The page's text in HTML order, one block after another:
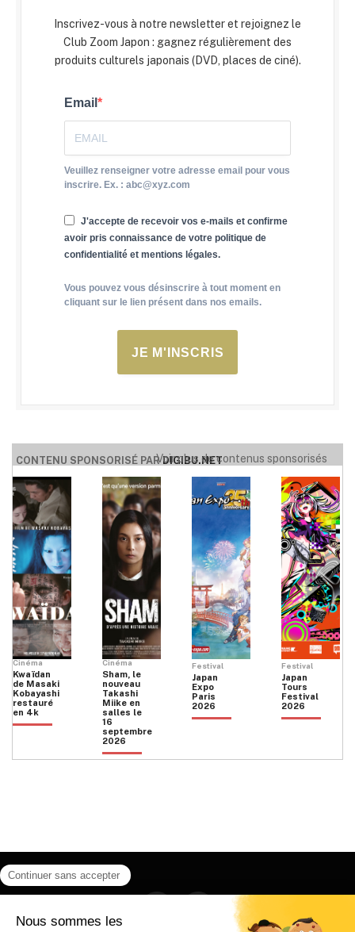
Inscrivez-vous à notre newsletter et rejoignez le
Club Zoom Japon : gagnez régulièrement des
produits culturels japonais (DVD, places de ciné).
Email
Veuillez renseigner votre adresse email pour vous
inscrire. Ex. : abc@xyz.com
J'accepte de recevoir vos e-mails et confirme
avoir pris connaissance de votre politique de
confidentialité et mentions légales.
Vous pouvez vous désinscrire à tout moment en
cliquant sur le lien présent dans nos emails.
JE M'INSCRIS
CONTENU SPONSORISÉ PARDIGIBU.NET
Voir plus de contenus sponsorisés
Cinéma
Kwaïdan
de Masaki
Kobayashi
restauré
en 4k
Cinéma
Sham, le
nouveau
Takashi
Miike en
salles le
16
septembre
2026
Festival
Japan
Expo
Paris
2026
Festival
Japan
Tours
Festival
2026
Instagram